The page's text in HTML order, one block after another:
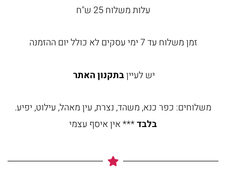
עלות משלוח 25 ש"ח
זמן משלוח עד 7 ימי עסקים לא כולל יום ההזמנה
יש לעייןבתקנון האתר
משלוחים: כפר כנא, משהד, נצרת, עין מאהל, עילוט, יפיע.
בלבד*** אין איסף עצמי